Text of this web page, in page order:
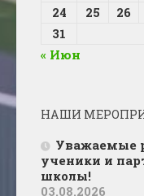
24
25 26
31
« Июн
НАШИ
Уважаемые
ученики и
школы!
03.08.2026